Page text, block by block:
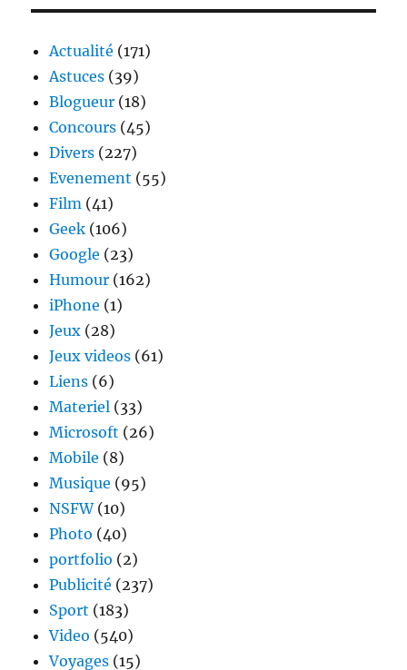
Actualité (171)
Astuces (39)
Blogueur (18)
Concours (45)
Divers (227)
Evenement (55)
Film (41)
Geek (106)
Google (23)
Humour (162)
iPhone (1)
Jeux (28)
Jeux videos (61)
Liens (6)
Materiel (33)
Microsoft (26)
Mobile (8)
Musique (95)
NSFW(10)
Photo (40)
portfolio (2)
Publicité (237)
Sport (183)
Video (540)
Voyages (15)